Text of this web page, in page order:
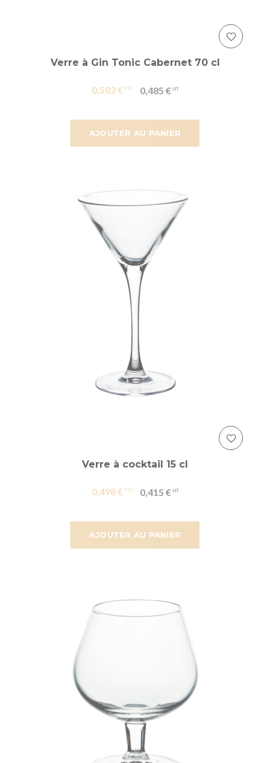
AJOUTER AU PANIER
Verre à Gin Tonic Cabernet 70 cl
0,582 € 0,485 €
AJOUTER AU PANIER
Verre à cocktail 15 cl
0,498 € 0,415 €